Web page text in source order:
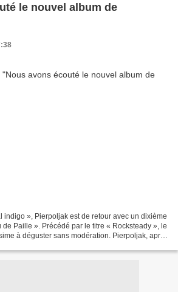
le nouvel album de
indigo », Pierpoljak est de retour avec un dixième
Paille ». Précédé par le titre « Rocksteady », le
à déguster sans modération. Pierpoljak, après